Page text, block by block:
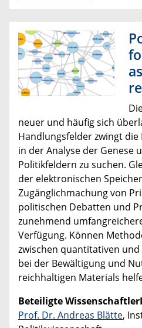
neuer und häufig sich
Handlungsfelder zwingt die
in der Analyse der Genese
Politikfeldern zu suchen.
der elektronischen
Zugänglichmachung von
politischen Debatten und
zunehmend
Verfügung. Können
zwischen quantitativen
bei der Bewältigung und
reichhaltigen Materials
Beteiligte
Prof. Dr. Andreas Blätte,